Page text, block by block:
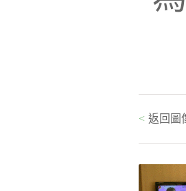
< 返回圖